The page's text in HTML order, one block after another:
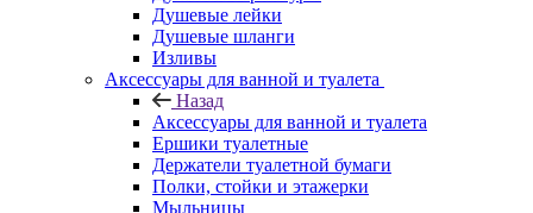
Душевые лейки
Душевые шланги
Изливы
Аксессуары для ванной и туалета
Назад
Аксессуары для ванной и туалета
Ершики туалетные
Держатели туалетной бумаги
Полки, стойки и этажерки
Мыльницы